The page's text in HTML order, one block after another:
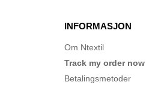
INFORMASJON
Om Ntextil
Track my order now
Betalingsmetoder